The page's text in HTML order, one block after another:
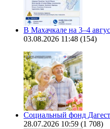
В Махачкале на 3–4
03.08.2026 11:48 (154)
Социальный фонд
28.07.2026 10:59 (1 708)